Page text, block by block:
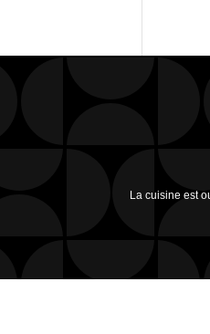
La cuisine est